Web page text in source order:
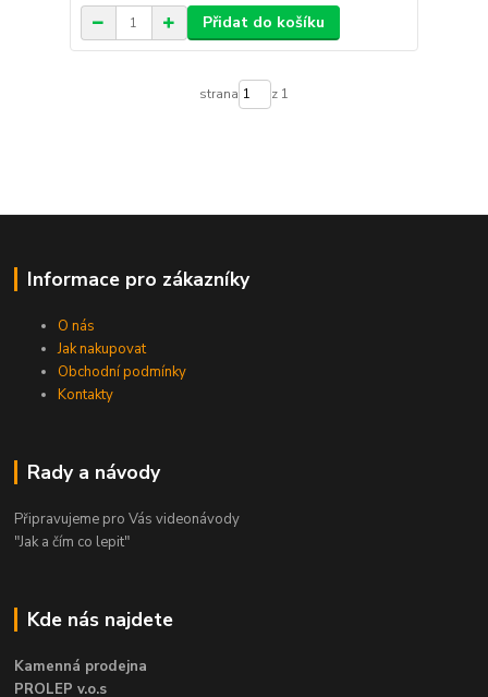
Přidat do košíku
strana z 1
Informace pro zákazníky
O nás
Jak nakupovat
Obchodní podmínky
Kontakty
Rady a návody
Připravujeme pro Vás videonávody
"Jak a čím co lepit"
Kde nás najdete
Kamenná prodejna
PROLEP v.o.s